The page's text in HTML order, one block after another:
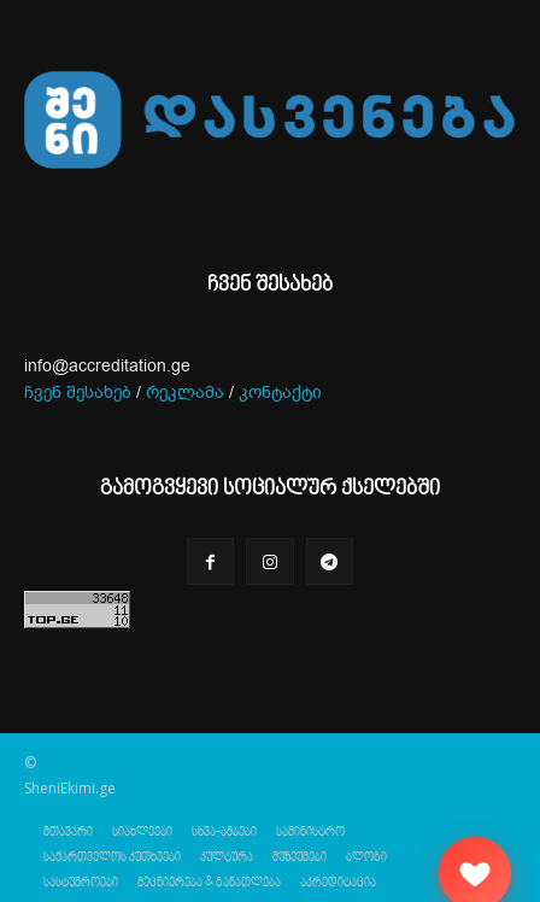
ჩვენ შესახებ
info@accreditation.ge
ჩვენ შესახებ / რეკლამა / კონტაქტი
გამოგვყევი სოციალურ ქსელებში
©
SheniEkimi.ge
მთავარი სიახლეები სხვა-ამბები სამინისტრო
საქართველოს კუთხეები კულტურა მუზეუმები ბლოგი
სასტუმროები მეცნიერება & განათლება აკრედიტაცია